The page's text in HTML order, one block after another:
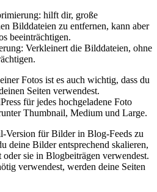
hilft dir, große
Bilddateien zu entfernen, kann aber
beeinträchtigen.
Verkleinert die Bilddateien, ohne
Fotos ist es auch wichtig, dass du
Seiten verwendest.
für jedes hochgeladene Foto
Thumbnail, Medium und Large.
Version für Bilder in Blog-Feeds zu
deine Bilder entsprechend skalieren,
oder sie in Blogbeiträgen verwendest.
verwendest, werden deine Seiten